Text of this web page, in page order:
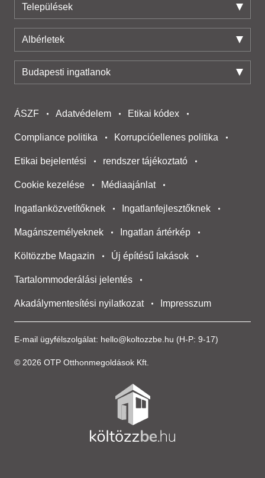
Települések
Albérletek
Budapesti ingatlanok
E-mail ügyfélszolgálat: hello@koltozzbe.hu (H-P: 9-17)
© 2026 OTP Otthonmegoldások Kft.
ÁSZF Adatvédelem Etikai kódex
Compliance politika Korrupcióellenes politika
Etikai bejelentési rendszer tájékoztató
Cookie kezelése Médiaajánlat
Ingatlanközvetítőknek Ingatlanfejlesztőknek
Magánszemélyeknek Ingatlan ártérkép
Költözzbe Magazin Új építésű lakások
Tartalommoderálási jelentés
Akadálymentesítési nyilatkozat Impresszum